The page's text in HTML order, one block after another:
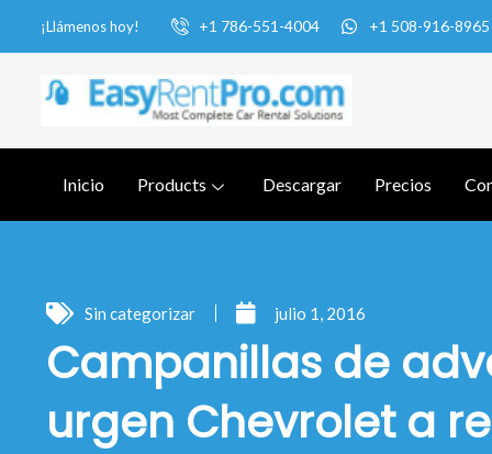
¡Llámenos hoy! +1 786-551-4004 +1 508-916-8965
Inicio Products Descargar Precios
Sin categorizar julio 1, 2016
Campanillas de
urgen Chevrolet a